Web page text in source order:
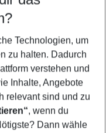
Technologien, um
zu halten. Dadurch
verstehen und
Inhalte, Angebote
relevant sind und zu
, wenn du
Dann wähle